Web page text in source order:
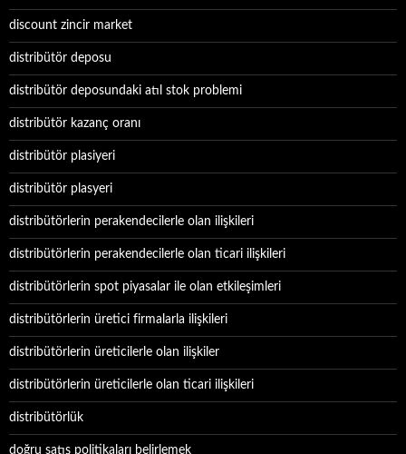
discount zincir market
distribütör deposu
distribütör deposundaki atıl stok problemi
distribütör kazanç oranı
distribütör plasiyeri
distribütör plasyeri
distribütörlerin perakendecilerle olan ilişkileri
distribütörlerin perakendecilerle olan ticari ilişkileri
distribütörlerin spot piyasalar ile olan etkileşimleri
distribütörlerin üretici firmalarla ilişkileri
distribütörlerin üreticilerle olan ilişkiler
distribütörlerin üreticilerle olan ticari ilişkileri
distribütörlük
doğru satış politikaları belirlemek